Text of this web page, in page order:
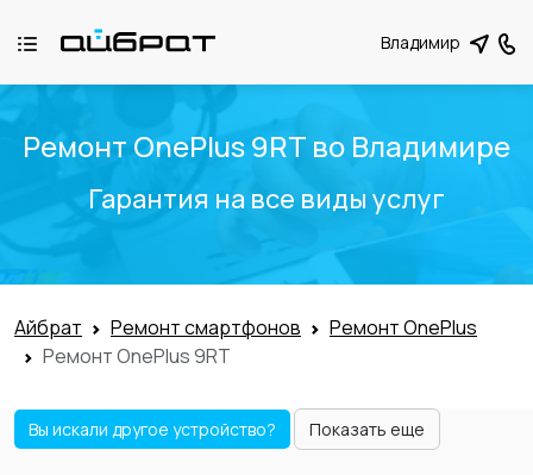
Владимир
Ремонт OnePlus 9RT во Владимире
Гарантия на все виды услуг
Айбрат Ремонт смартфонов
Ремонт OnePlus
Ремонт OnePlus 9RT
Вы искали другое устройство? Показать еще